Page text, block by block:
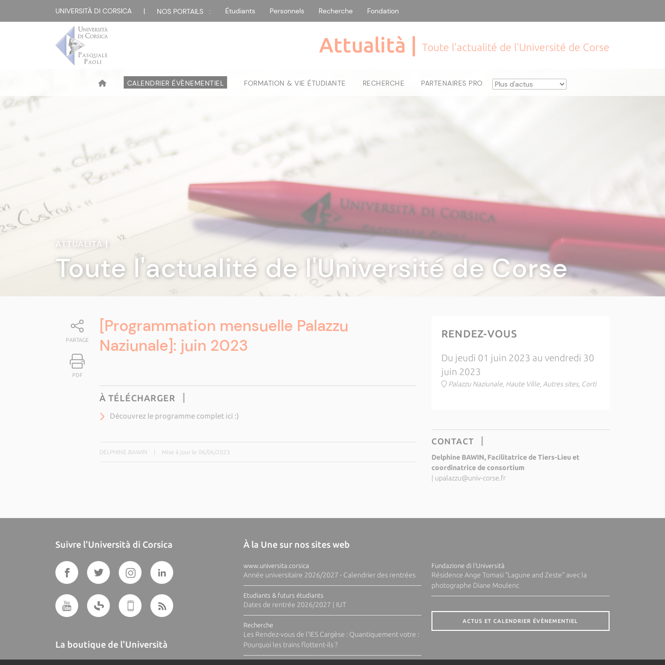
UNIVERSITÀ DI CORSICA | NOS PORTAILS : Étudiants Personnels Recherche Fondation
Attualità | Toute l'actualité de l'Université de Corse
CALENDRIER ÉVÈNEMENTIEL FORMATION & VIE ÉTUDIANTE RECHERCHE PARTENAIRES PRO
ATTUALITÀ|
Toute l'actualité de l'Université de Corse
PARTAGE
PDF
[Programmation mensuelle Palazzu
Naziunale]: juin 2023
À TÉLÉCHARGER
Découvrez le programme complet ici :)
DELPHINE BAWIN Mise à jour le 06/06/2023
RENDEZ-VOUS
Du jeudi 01 juin 2023 au vendredi 30
juin 2023
Palazzu Naziunale, Haute Ville, Autres sites, Corti
CONTACT
Delphine BAWIN, Facilitatrice de Tiers-Lieu et
coordinatrice de consortium
upalazzu@univ-corse.fr
Suivre l'Università di Corsica
La boutique de l'Università
À la Une sur nos sites web
www.universita.corsica
Année universitaire 2026/2027 - Calendrier des rentrées
Etudiants & futurs étudiants
Dates de rentrée 2026/2027 | IUT
Recherche
Les Rendez-vous de l'IES Cargèse : Quantiquement votre :
Pourquoi les trains flottent-ils ?
Fundazione di l'Università
Résidence Ange Tomasi "Lagune and Zeste" avec la
photographe Diane Moulenc
ACTUS ET CALENDRIER ÉVÈNEMENTIEL